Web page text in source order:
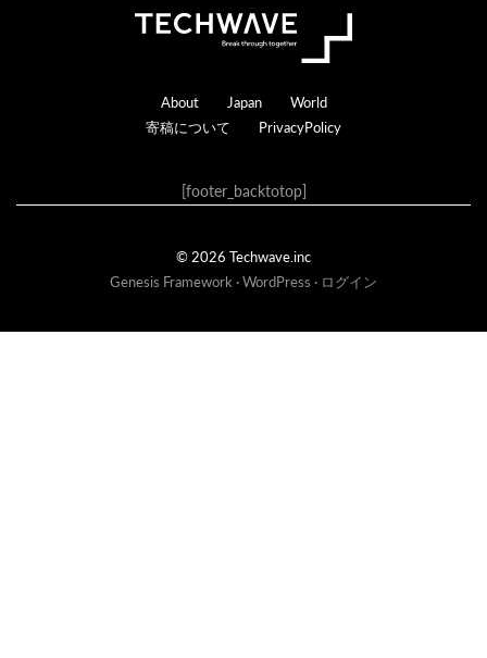
Footer
About Japan
World
寄稿について
PrivacyPolicy
[footer_backtotop]
© 2026 Techwave.inc
Genesis Framework ·WordPress · ログイン